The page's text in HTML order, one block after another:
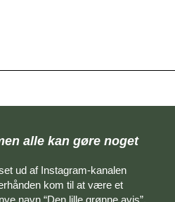
alle kan gøre noget
ud af Instagram-kanalen
kom til at være et
navn “Den lille grønne avis”.